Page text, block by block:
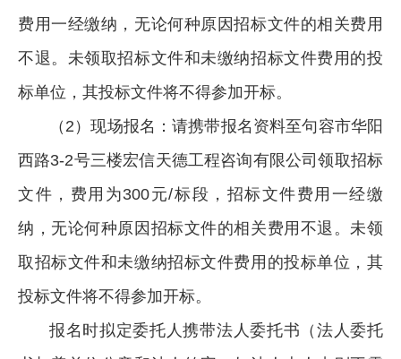
费用一经缴纳，无论何种原因招标文件的相关费用
不退。未领取招标文件和未缴纳招标文件费用的投
标单位，其投标文件将不得参加开标。
（2）现场报名：请携带报名资料至句容市华阳
西路3-2号三楼宏信天德工程咨询有限公司领取招标
文件，费用为300元/标段，招标文件费用一经缴
纳，无论何种原因招标文件的相关费用不退。未领
取招标文件和未缴纳招标文件费用的投标单位，其
投标文件将不得参加开标。
报名时拟定委托人携带法人委托书（法人委托